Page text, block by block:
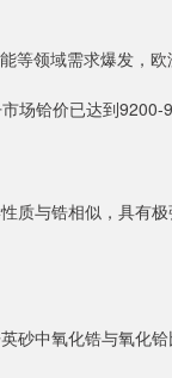
等领域需求爆发，欧
场铪价已达到
质与锆相似，具有
砂中氧化锆与氧化